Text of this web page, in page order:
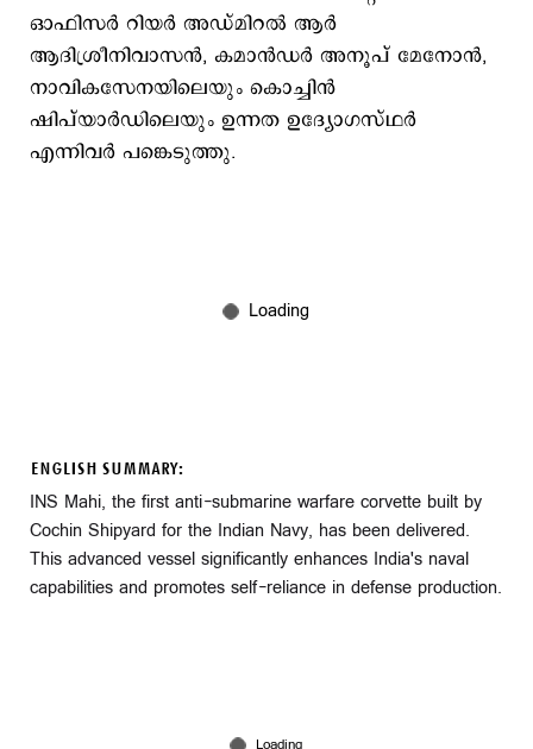
ഓഫിസര്‍ റിയര്‍ അഡ്മിറല്‍ ആര്‍
ആദിശ്രീനിവാസന്‍, കമാന്‍ഡര്‍ അനൂപ് മേനോന്‍,
നാവികസേനയിലെയും കൊച്ചിന്‍
ഷിപ്‍യാര്‍ഡിലെയും ഉന്നത ഉദ്യോഗസ്ഥര്‍
എന്നിവര്‍ പങ്കെടുത്തു.
ENGLISH SUMMARY:
INS Mahi, the first anti-submarine warfare corvette built by
Cochin Shipyard for the Indian Navy, has been delivered.
This advanced vessel significantly enhances India's naval
capabilities and promotes self-reliance in defense production.